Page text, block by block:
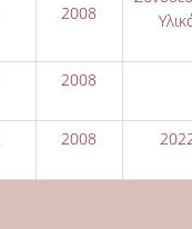
2008
2008
2008